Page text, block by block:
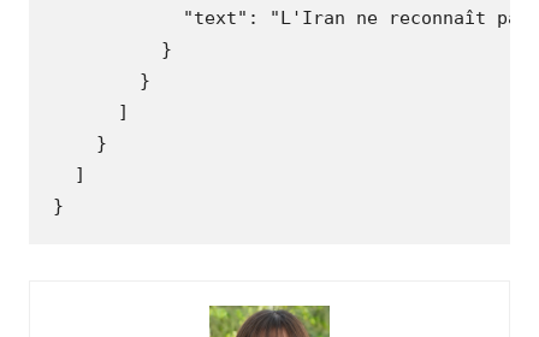
"text" :
"L'Iran ne reconnaît
}
}
]
}
]
}